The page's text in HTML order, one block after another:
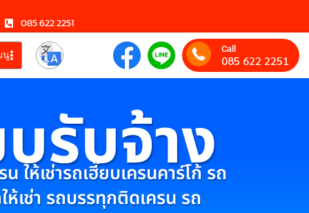
085 622 2251
นู Call
085 622 2251
รับจ้าง
ให้เช่ารถเฮี๊ยบเครนคาร์โก้ รถ
ห้เช่า รถบรรทุกติดเครน รถ